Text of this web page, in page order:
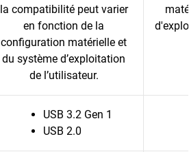
la compatibilité peut varier
en fonction de la
configuration matérielle et
du système d’exploitation
de l’utilisateur.
USB 3.2 Gen 1
USB 2.0